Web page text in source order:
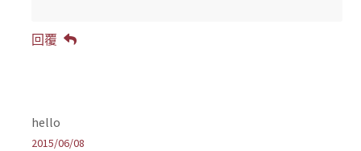
回覆
hello
2015/06/08